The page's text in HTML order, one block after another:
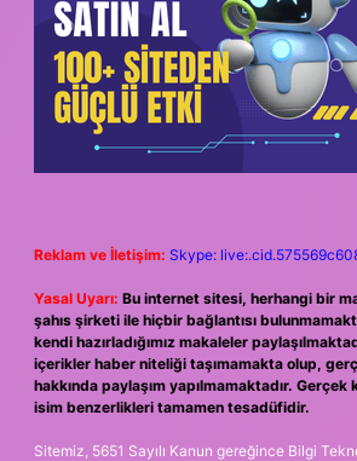
Reklam ve İletişim: Skype:
Yasal Uyarı: Bu internet sitesi, herhangi bir
şahıs şirketi ile hiçbir bağlantısı
kendi hazırladığımız makaleler
içerikler haber niteliği taşımamakta olup,
hakkında paylaşım yapılmamaktadır.
isim benzerlikleri tamamen tesadüfidir.
Sitemiz, 5651 Sayılı Kanun gereğince Bilgi